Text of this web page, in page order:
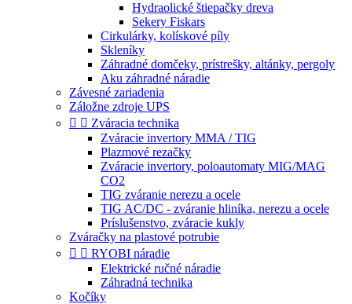
Hydraolické štiepačky dreva
Sekery Fiskars
Cirkulárky, kolískové píly
Skleníky
Záhradné domčeky, prístrešky, altánky, pergoly
Aku záhradné náradie
Závesné zariadenia
Záložne zdroje UPS
  Zváracia technika
Zváracie invertory MMA / TIG
Plazmové rezačky
Zváracie invertory, poloautomaty MIG/MAG
CO2
TIG zváranie nerezu a ocele
TIG AC/DC - zváranie hliníka, nerezu a ocele
Príslušenstvo, zváracie kukly
Zváračky na plastové potrubie
  RYOBI náradie
Elektrické ručné náradie
Záhradná technika
Kočíky